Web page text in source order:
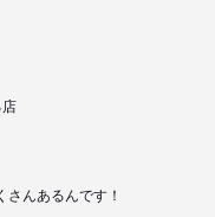
んあるんです！